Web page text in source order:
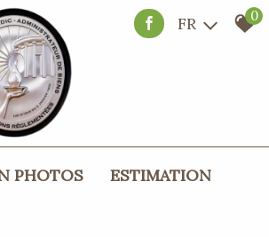
FR 0
PHOTOS ESTIMATION